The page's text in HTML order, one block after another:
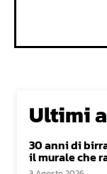
Ultimi
30 anni di
il murale che